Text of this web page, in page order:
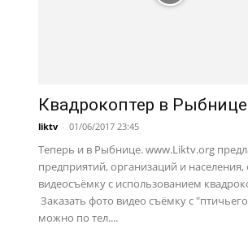
Квадрокоптер в Рыбнице
liktv - 01/06/2017 23:45
Теперь и в Рыбнице. www.Liktv.org
предприятий, организаций и населения,
видеосъёмку с использованием
Заказать фото видео съёмку с
можно по тел....